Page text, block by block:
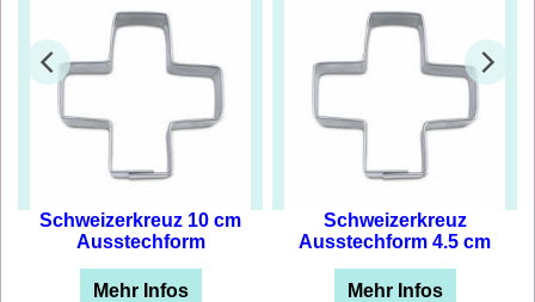
Schweizerkreuz 10 cm
Ausstechform
Mehr Infos
Schweizerkreuz
Ausstechform 4.5 cm
Mehr Infos